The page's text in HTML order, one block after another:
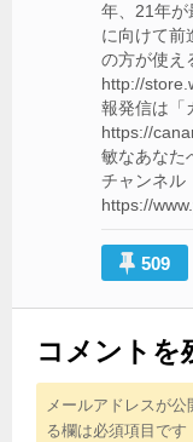
年、21年が
に向けて前
の方が使え
http://
報発信は「
https://
敏なあなた
チャンネル
https://
509
コメントを
メールアドレスが公
る欄は必須項目です